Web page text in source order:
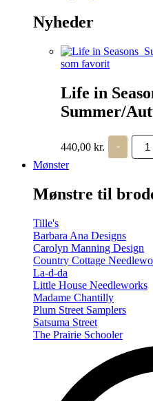
Nyheder
som favorit
Life in
Summer/
440,00 kr. -
Life
Mønster
Mønstre til
Tille's
Barbara Ana Designs
Carolyn Manning Design
Country Cottage
La-d-da
Little House Needleworks
Madame Chantilly
Plum Street Samplers
Satsuma Street
The Prairie Schooler